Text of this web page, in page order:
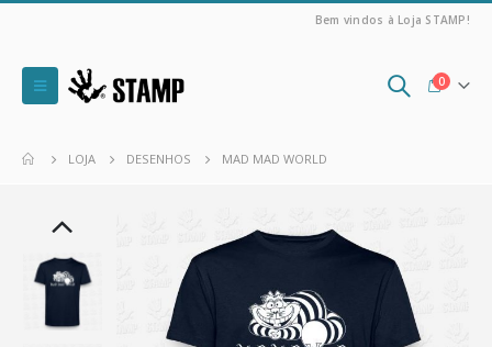
Bem vindos à Loja STAMP!
0
LOJA DESENHOS MAD MAD WORLD